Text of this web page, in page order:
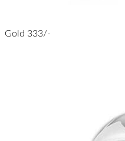
Gold 333/-